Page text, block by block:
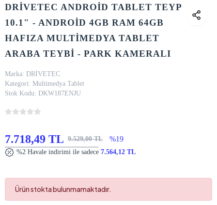
DRİVETEC ANDROİD TABLET TEYP
10.1" - ANDROİD 4GB RAM 64GB
HAFIZA MULTİMEDYA TABLET
ARABA TEYBİ - PARK KAMERALI
Marka: DRİVETEC
Kategori: Multimedya Tablet
Stok Kodu: DKW187ENJU
7.718,49 TL 9.529,00 TL %19
%2 Havale indirimi ile sadece 7.564,12 TL
Ürün stokta bulunmamaktadır.